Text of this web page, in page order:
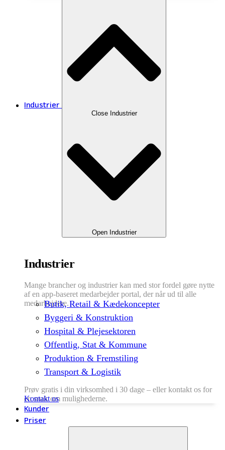
Industrier
Close Industrier
Open Industrier
Industrier
Mange brancher og industrier kan med stor fordel gøre nytte
af en app-baseret medarbejder portal, der når ud til alle
medarbejdere.
Butik, Retail & Kædekoncepter
Byggeri & Konstruktion
Hospital & Plejesektoren
Offentlig, Stat & Kommune
Produktion & Fremstiling
Transport & Logistik
Prøv gratis i din virksomhed i 30 dage – eller kontakt os for
en snak om mulighederne.
Kontakt os
Kunder
Priser